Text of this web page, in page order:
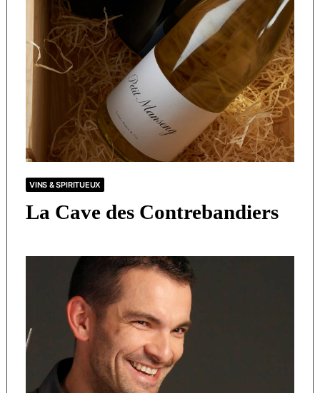
VINS & SPIRITUEUX
La Cave des Contrebandiers